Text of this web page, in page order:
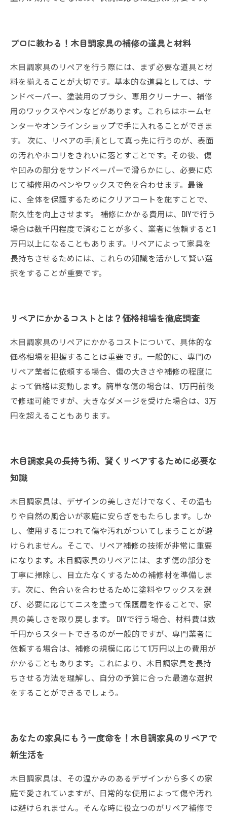
プロに教わる！木目調家具の補修の道具と材料
木目調家具のリペアを行う際には、まず必要な道具と材
料を揃えることが大切です。基本的な道具としては、サ
ンドペーパー、塗装用のブラシ、専用クリーナー、補修
用のワックスやペンなどがあります。これらはホームセ
ンターやオンラインショップで手に入れることができま
す。 次に、リペアの手順として真っ先に行うのが、表面
の汚れやホコリをきれいに落とすことです。その後、傷
や凹みの部分をサンドペーパーで滑らかにし、必要に応
じて補修用のペンやワックスで色を合わせます。最後
に、全体を保護するためにクリアコートを施すことで、
耐久性を向上させます。 補修にかかる費用は、DIYで行う
場合は数千円程度で済むことが多く、業者に依頼すると1
万円以上になることもあります。リペアによって家具を
長持ちさせるためには、これらの知識を活かして賢い選
択をすることが重要です。
リペアにかかるコストとは？価格相場を徹底調査
木目調家具のリペアにかかるコストについて、具体的な
価格相場を把握することは重要です。一般的に、専門の
リペア業者に依頼する場合、傷の大きさや補修の程度に
よって価格は変動します。簡単な傷の場合は、1万円前後
で修理可能ですが、大きなダメージを受けた場合は、3万
円を超えることもあります。
木目調家具の長持ち術、賢くリペアするために必要な
知識
木目調家具は、デザインの美しさだけでなく、その温も
りや自然の風合いが家庭に安らぎをもたらします。しか
し、使用するにつれて傷や汚れがついてしまうことが避
けられません。そこで、リペア補修の技術が非常に重要
になります。木目調家具のリペアには、まず傷の部分を
丁寧に掃除し、目立たなくするための補修材を準備しま
す。次に、色合いを合わせるために塗料やワックスを選
び、必要に応じてニスを塗って保護層を作ることで、家
具の美しさを取り戻します。 DIYで行う場合、材料費は数
千円からスタートできるのが一般的ですが、専門業者に
依頼する場合は、補修の規模に応じて1万円以上の費用が
かかることもあります。これにより、木目調家具を長持
ちさせる方法を理解し、自分の予算に合った最適な選択
をすることができるでしょう。
あなたの家具にもう一度命を！木目調家具のリペアで
新生活を
木目調家具は、その温かみのあるデザインから多くの家
庭で愛されていますが、日常的な使用によって傷や汚れ
は避けられません。そんな時に役立つのがリペア補修で